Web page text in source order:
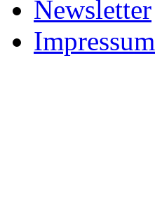
Newsletter
Impressum